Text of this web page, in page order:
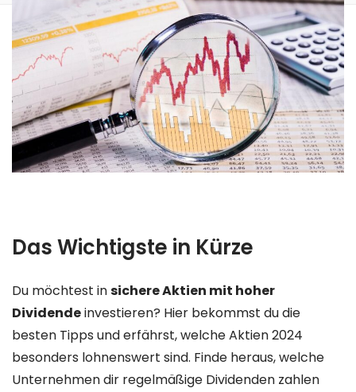
Das Wichtigste in Kürze
Du möchtest insichere Aktien mit hoher
Dividendeinvestieren? Hier bekommst du die
besten Tipps und erfährst, welche Aktien 2024
besonders lohnenswert sind. Finde heraus, welche
Unternehmen dir regelmäßige Dividenden zahlen